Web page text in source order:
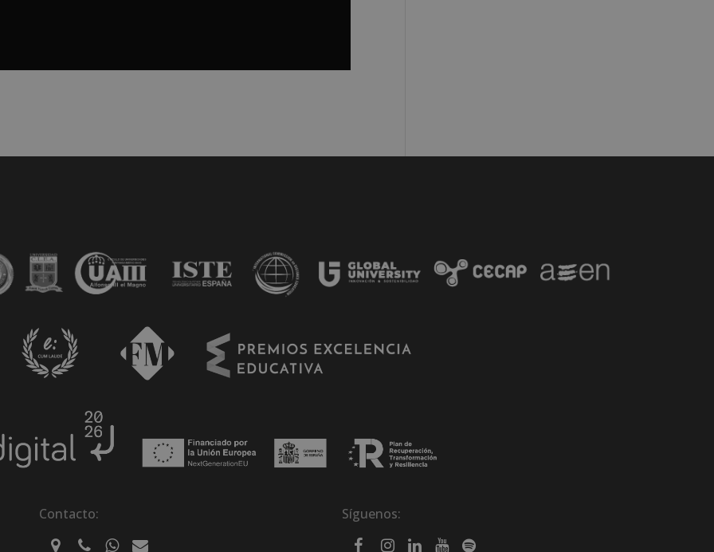
Contacto: Síguenos: